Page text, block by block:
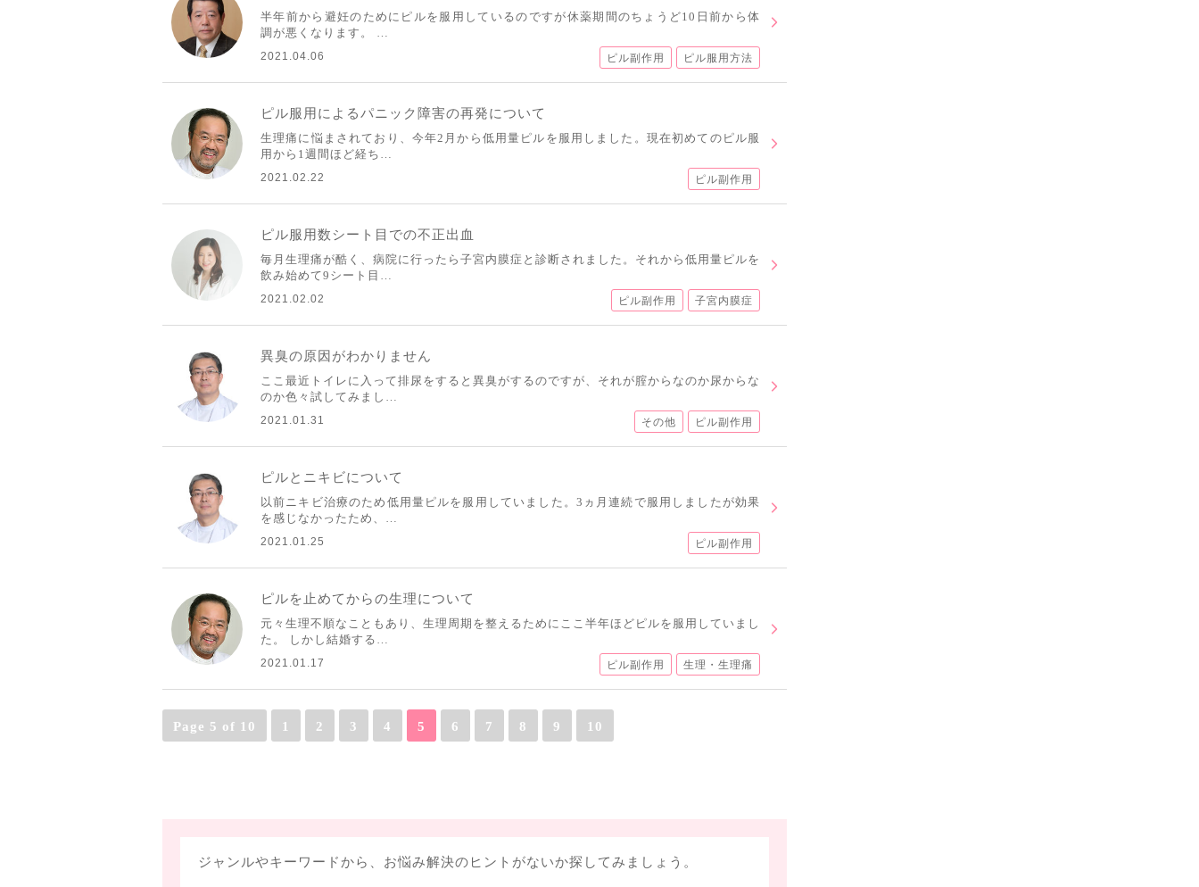
半年前から避妊のためにピルを服用しているのですが休薬期間のちょうど10日前から体
調が悪くなります。 …
2021.04.06 ピル副作用 ピル服用方法
ピル服用によるパニック障害の再発について
生理痛に悩まされており、今年2月から低用量ピルを服用しました。現在初めてのピル服
用から1週間ほど経ち…
2021.02.22 ピル副作用
ピル服用数シート目での不正出血
毎月生理痛が酷く、病院に行ったら子宮内膜症と診断されました。それから低用量ピルを
飲み始めて9シート目…
2021.02.02 ピル副作用 子宮内膜症
異臭の原因がわかりません
ここ最近トイレに入って排尿をすると異臭がするのですが、それが腟からなのか尿からな
のか色々試してみまし…
2021.01.31 その他 ピル副作用
ピルとニキビについて
以前ニキビ治療のため低用量ピルを服用していました。3ヵ月連続で服用しましたが効果
を感じなかったため、…
2021.01.25 ピル副作用
ピルを止めてからの生理について
元々生理不順なこともあり、生理周期を整えるためにここ半年ほどピルを服用していまし
た。 しかし結婚する…
2021.01.17 ピル副作用 生理・生理痛
Page 5 of 10 1 2 3 4 5 6 7 8 9 10
ジャンルやキーワードから、お悩み解決のヒントがないか探してみましょう。